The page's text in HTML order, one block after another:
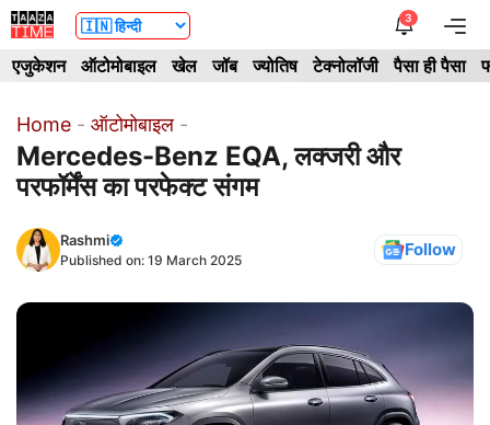
Skip
to
content
3
एजुकेशन ऑटोमोबाइल खेल जॉब ज्योतिष टेक्नोलॉजी पैसा ही पैसा
Home - ऑटोमोबाइल -
Mercedes-Benz EQA, लक्जरी और
परफॉर्मेंस का परफेक्ट संगम
Rashmi
Published on: 19 March 2025 Follow